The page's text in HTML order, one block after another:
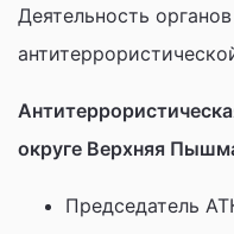
Деятельность
округе Верхняя
Председатель